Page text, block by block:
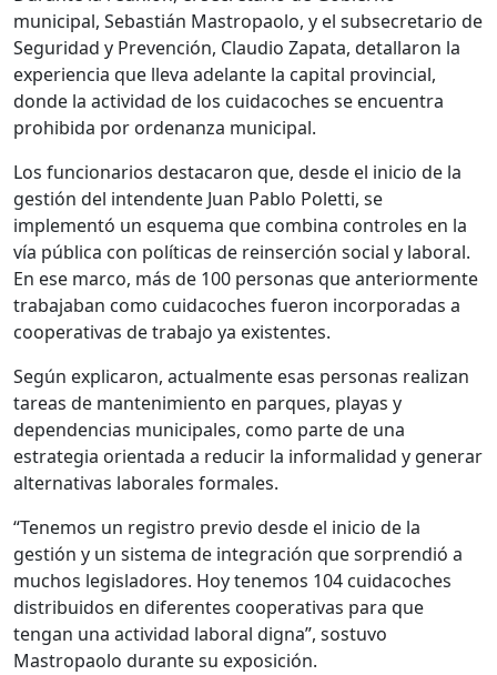
municipal, Sebastián Mastropaolo, y el subsecretario de
Seguridad y Prevención, Claudio Zapata, detallaron la
experiencia que lleva adelante la capital provincial,
donde la actividad de los cuidacoches se encuentra
prohibida por ordenanza municipal.
Los funcionarios destacaron que, desde el inicio de la
gestión del intendente Juan Pablo Poletti, se
implementó un esquema que combina controles en la
vía pública con políticas de reinserción social y laboral.
En ese marco, más de 100 personas que anteriormente
trabajaban como cuidacoches fueron incorporadas a
cooperativas de trabajo ya existentes.
Según explicaron, actualmente esas personas realizan
tareas de mantenimiento en parques, playas y
dependencias municipales, como parte de una
estrategia orientada a reducir la informalidad y generar
alternativas laborales formales.
“Tenemos un registro previo desde el inicio de la
gestión y un sistema de integración que sorprendió a
muchos legisladores. Hoy tenemos 104 cuidacoches
distribuidos en diferentes cooperativas para que
tengan una actividad laboral digna”, sostuvo
Mastropaolo durante su exposición.